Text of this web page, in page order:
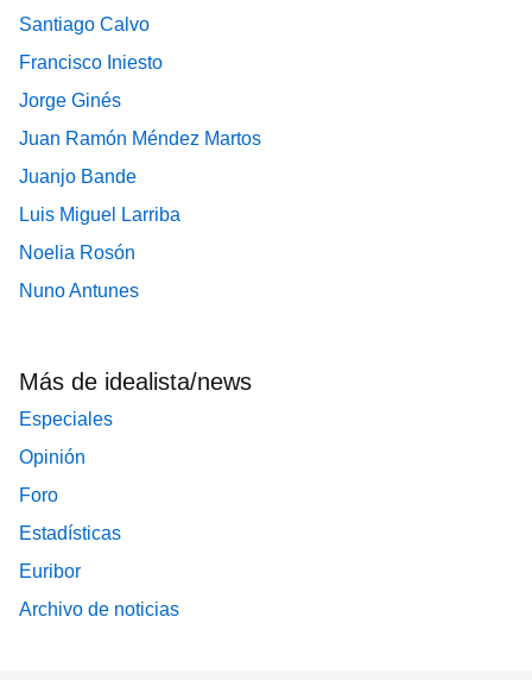
Santiago Calvo
Francisco Iniesto
Jorge Ginés
Juan Ramón Méndez Martos
Juanjo Bande
Luis Miguel Larriba
Noelia Rosón
Nuno Antunes
Más de idealista/news
Especiales
Opinión
Foro
Estadísticas
Euribor
Archivo de noticias